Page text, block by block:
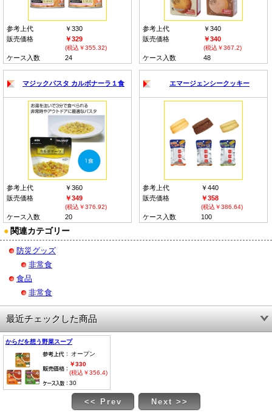
参考上代
￥330
販売価格
￥329
(税込￥355.32)
ケース入数 24
参考上代
￥340
販売価格
￥340
(税込￥367.2)
ケース入数 48
マジックパスタ カルボナーラ１食
参考上代
￥360
販売価格
￥349
(税込￥376.92)
ケース入数 20
エマージェンシークッキー
参考上代
￥440
販売価格
￥358
(税込￥386.64)
ケース入数 100
● 関連カテゴリー
防災グッズ
非常食
食品
非常食
最近チェックした商品
からだを想う野菜スープ
オープン
￥330
(税込￥356.4)
30
<< Prev Next >>